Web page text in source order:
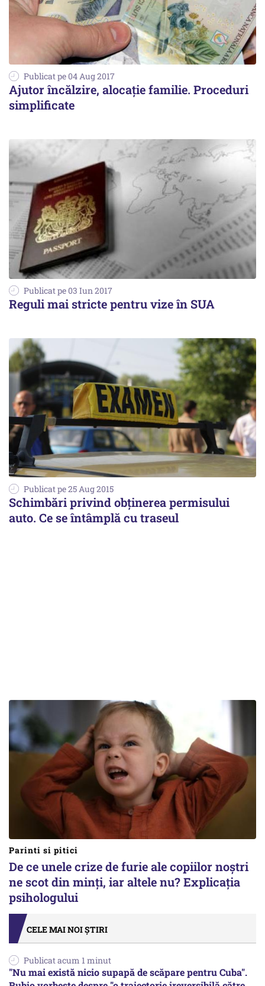
Publicat pe 04 Aug 2017
Ajutor încălzire, alocație familie. Proceduri
simplificate
Publicat pe 03 Iun 2017
Reguli mai stricte pentru vize în SUA
Publicat pe 25 Aug 2015
Schimbări privind obținerea permisului
auto. Ce se întâmplă cu traseul
Parinti si pitici
De ce unele crize de furie ale copiilor noștri
ne scot din minți, iar altele nu? Explicația
psihologului
CELE MAI NOI ȘTIRI
Publicat acum 1 minut
"Nu mai există nicio supapă de scăpare pentru Cuba".